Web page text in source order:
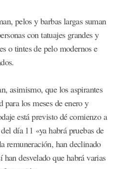
pelos y barbas largas suman
con tatuajes grandes y
o tintes de pelo modernos e
asimismo, que los aspirantes
los meses de enero y
está previsto dé comienzo a
día 11 «ya habrá pruebas de
remuneración, han declinado
han desvelado que habrá varias